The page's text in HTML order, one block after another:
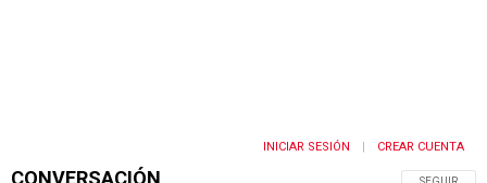
INICIAR SESIÓN CREAR CUENTA